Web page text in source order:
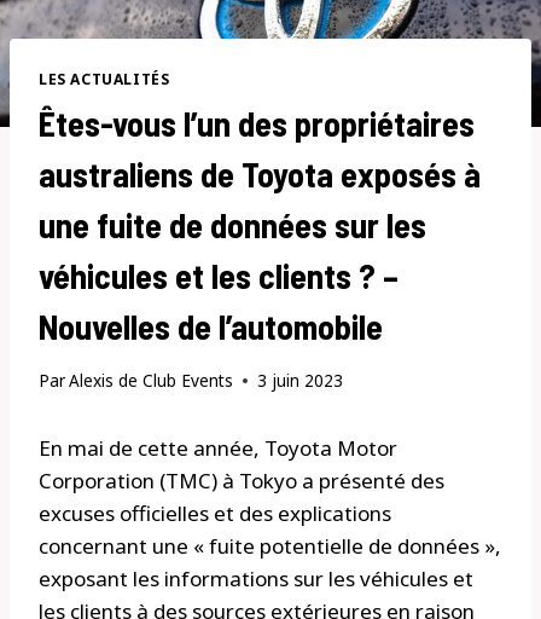
LES ACTUALITÉS
Êtes-vous l’un des propriétaires
australiens de Toyota exposés à
une fuite de données sur les
véhicules et les clients ? –
Nouvelles de l’automobile
ParAlexis de Club Events 3 juin 2023
En mai de cette année, Toyota Motor
Corporation (TMC) à Tokyo a présenté des
excuses officielles et des explications
concernant une « fuite potentielle de données »,
exposant les informations sur les véhicules et
les clients à des sources extérieures en raison